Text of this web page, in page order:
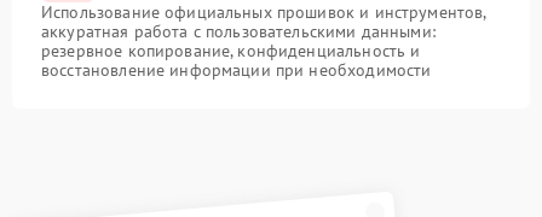
Использование официальных прошивок и инструментов,
аккуратная работа с пользовательскими данными:
резервное копирование, конфиденциальность и
восстановление информации при необходимости